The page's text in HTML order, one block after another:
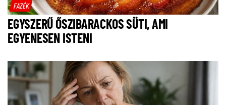
FAZÉK
EGYSZERŰ ŐSZIBARACKOS SÜTI, AMI
EGYENESEN ISTENI